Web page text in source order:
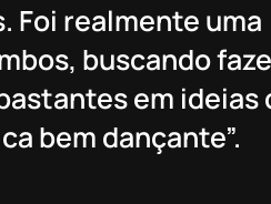
Foi realmente uma
buscando
em ideias
bem dançante”.